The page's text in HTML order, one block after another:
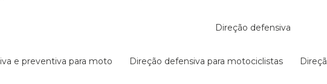
direção defensiva
e preventiva para moto direção defensiva para motociclistas